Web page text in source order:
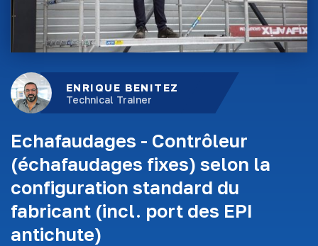
ENRIQUE BENITEZ
Technical Trainer
Echafaudages - Contrôleur
(échafaudages fixes) selon la
configuration standard du
fabricant (incl. port des EPI
antichute)